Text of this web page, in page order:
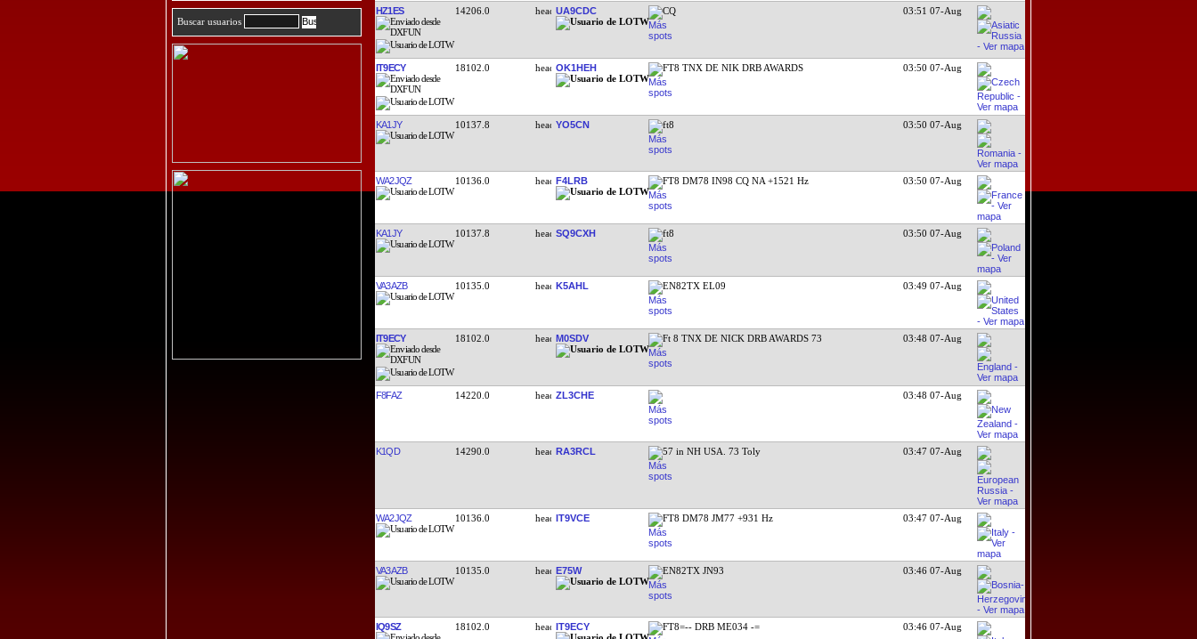
Buscar usuarios
HZ1ES 14206.0 UA9CDC CQ 03:51 07-Aug
IT9ECY 18102.0 OK1HEH FT8 TNX DE NIK DRB AWARDS 03:50 07-Aug
KA1JY 10137.8 YO5CN ft8 03:50 07-Aug
WA2JQZ 10136.0 F4LRB FT8 DM78 IN98 CQ NA +1521 Hz 03:50 07-Aug
KA1JY 10137.8 SQ9CXH ft8 03:50 07-Aug
VA3AZB 10135.0 K5AHL EN82TX EL09 03:49 07-Aug
IT9ECY 18102.0 M0SDV Ft 8 TNX DE NICK DRB AWARDS 73 03:48 07-Aug
F8FAZ 14220.0 ZL3CHE 03:48 07-Aug
K1QD 14290.0 RA3RCL 57 in NH USA. 73 Toly 03:47 07-Aug
WA2JQZ 10136.0 IT9VCE FT8 DM78 JM77 +931 Hz 03:47 07-Aug
VA3AZB 10135.0 E75W EN82TX JN93 03:46 07-Aug
IQ9SZ 18102.0 IT9ECY FT8=-- DRB ME034 -= 03:46 07-Aug